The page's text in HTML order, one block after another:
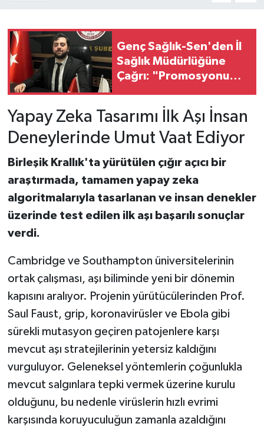
Genç Sağlık-Sen'den İl
Sağlık Müdürlüğüne
Çağrı: "Promosyonu
Sözleşme Gözden
Geçirilmeli"
Yapay Zeka Tasarımı İlk Aşı İnsan
Deneylerinde Umut Vaat Ediyor
Birleşik Krallık'ta yürütülen çığır açıcı bir
araştırmada, tamamen yapay zeka
algoritmalarıyla tasarlanan ve insan denekler
üzerinde test edilen ilk aşı başarılı sonuçlar
verdi.
Cambridge ve Southampton üniversitelerinin
ortak çalışması, aşı biliminde yeni bir dönemin
kapısını aralıyor. Projenin yürütücülerinden Prof.
Saul Faust, grip, koronavirüsler ve Ebola gibi
sürekli mutasyon geçiren patojenlere karşı
mevcut aşı stratejilerinin yetersiz kaldığını
vurguluyor. Geleneksel yöntemlerin çoğunlukla
mevcut salgınlara tepki vermek üzerine kurulu
olduğunu, bu nedenle virüslerin hızlı evrimi
karşısında koruyuculuğun zamanla azaldığını